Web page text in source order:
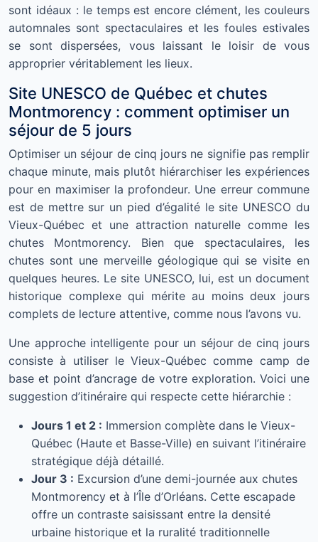
sont idéaux : le temps est encore clément, les couleurs
automnales sont spectaculaires et les foules estivales
se sont dispersées, vous laissant le loisir de vous
approprier véritablement les lieux.
Site UNESCO de Québec et chutes
Montmorency : comment optimiser un
séjour de 5 jours
Optimiser un séjour de cinq jours ne signifie pas remplir
chaque minute, mais plutôt hiérarchiser les expériences
pour en maximiser la profondeur. Une erreur commune
est de mettre sur un pied d’égalité le site UNESCO du
Vieux-Québec et une attraction naturelle comme les
chutes Montmorency. Bien que spectaculaires, les
chutes sont une merveille géologique qui se visite en
quelques heures. Le site UNESCO, lui, est un document
historique complexe qui mérite au moins deux jours
complets de lecture attentive, comme nous l’avons vu.
Une approche intelligente pour un séjour de cinq jours
consiste à utiliser le Vieux-Québec comme camp de
base et point d’ancrage de votre exploration. Voici une
suggestion d’itinéraire qui respecte cette hiérarchie :
Jours 1 et 2 : Immersion complète dans le Vieux-
Québec (Haute et Basse-Ville) en suivant l’itinéraire
stratégique déjà détaillé.
Jour 3 : Excursion d’une demi-journée aux chutes
Montmorency et à l’Île d’Orléans. Cette escapade
offre un contraste saisissant entre la densité
urbaine historique et la ruralité traditionnelle